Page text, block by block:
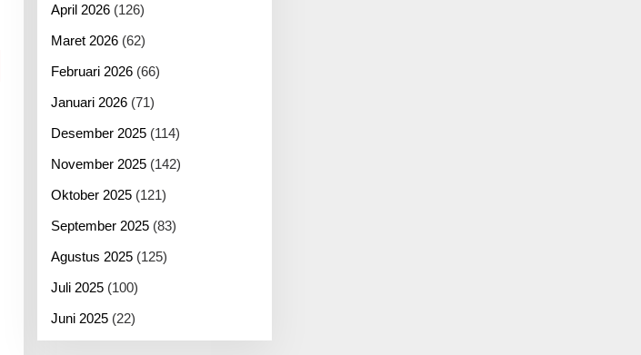
April 2026(126)
Maret 2026(62)
Februari 2026(66)
Januari 2026(71)
Desember 2025(114)
November 2025(142)
Oktober 2025(121)
September 2025(83)
Agustus 2025(125)
Juli 2025(100)
Juni 2025(22)